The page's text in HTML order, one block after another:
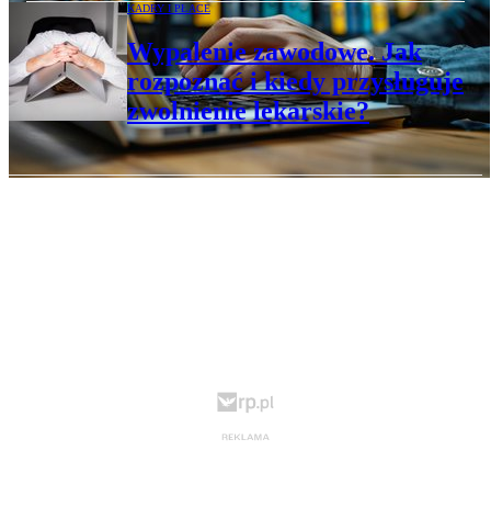
KADRY I PŁACE
Wypalenie zawodowe. Jak
rozpoznać i kiedy przysługuje
zwolnienie lekarskie?